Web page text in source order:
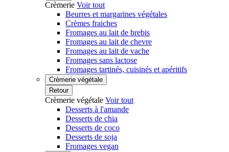
Crèmerie Voir tout
Beurres et margarines végétales
Crèmes fraiches
Fromages au lait de brebis
Fromages au lait de chevre
Fromages au lait de vache
Fromages sans lactose
Fromages tartinés, cuisinés et apéritifs
Crèmerie végétale
Retour
Crèmerie végétale Voir tout
Desserts à l'amande
Desserts de chia
Desserts de coco
Desserts de soja
Fromages vegan